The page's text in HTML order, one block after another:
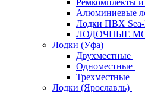
Алюминиевые
Лодки ПВХ Sea-
ЛОДОЧНЫЕ
Лодки (Уфа)
Двухместные
Одноместные
Трехместные
Лодки (Ярославль)